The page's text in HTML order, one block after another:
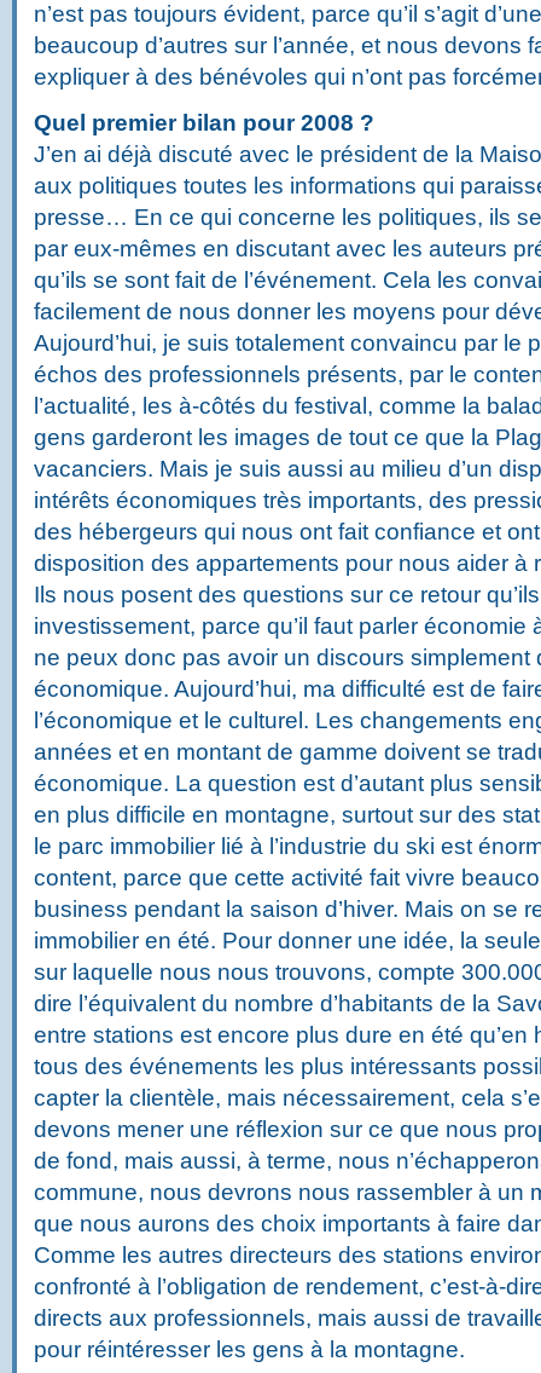
n’est pas toujours évident, parce qu’il s’agit
beaucoup d’autres sur l’année, et nous devons
expliquer à des bénévoles qui n’ont pas
Quel premier bilan pour 2008 ?
J’en ai déjà discuté avec le président de la
aux politiques toutes les informations qui
presse… En ce qui concerne les politiques, ils
par eux-mêmes en discutant avec les auteurs
qu’ils se sont fait de l’événement. Cela les
facilement de nous donner les moyens pour
Aujourd’hui, je suis totalement convaincu par le
échos des professionnels présents, par le
l’actualité, les à-côtés du festival, comme la
gens garderont les images de tout ce que la
vacanciers. Mais je suis aussi au milieu d’un
intérêts économiques très importants, des
des hébergeurs qui nous ont fait confiance et
disposition des appartements pour nous aider à
Ils nous posent des questions sur ce retour
investissement, parce qu’il faut parler économie
ne peux donc pas avoir un discours simplement
économique. Aujourd’hui, ma difficulté est de
l’économique et le culturel. Les changements
années et en montant de gamme doivent se
économique. La question est d’autant plus
en plus difficile en montagne, surtout sur des
le parc immobilier lié à l’industrie du ski est
content, parce que cette activité fait vivre
business pendant la saison d’hiver. Mais on se
immobilier en été. Pour donner une idée, la
sur laquelle nous nous trouvons, compte
dire l’équivalent du nombre d’habitants de la
entre stations est encore plus dure en été qu’en
tous des événements les plus intéressants
capter la clientèle, mais nécessairement, cela
devons mener une réflexion sur ce que nous
de fond, mais aussi, à terme, nous
commune, nous devrons nous rassembler à un
que nous aurons des choix importants à faire
Comme les autres directeurs des stations
confronté à l’obligation de rendement, c’est-à-
directs aux professionnels, mais aussi de
pour réintéresser les gens à la montagne.